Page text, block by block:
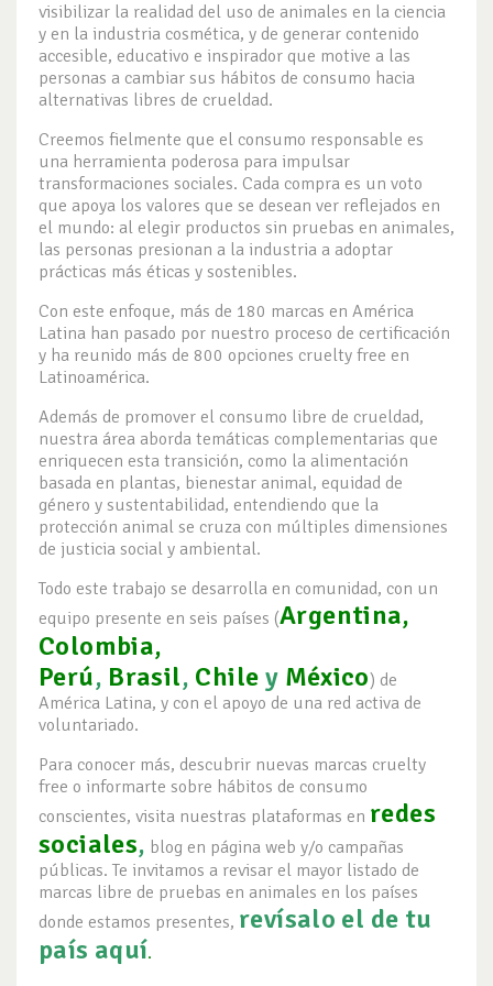
visibilizar la realidad del uso de animales en la ciencia
y en la industria cosmética, y de generar contenido
accesible, educativo e inspirador que motive a las
personas a cambiar sus hábitos de consumo hacia
alternativas libres de crueldad.
Creemos fielmente que el consumo responsable es
una herramienta poderosa para impulsar
transformaciones sociales. Cada compra es un voto
que apoya los valores que se desean ver reflejados en
el mundo: al elegir productos sin pruebas en animales,
las personas presionan a la industria a adoptar
prácticas más éticas y sostenibles.
Con este enfoque, más de 180 marcas en América
Latina han pasado por nuestro proceso de certificación
y ha reunido más de 800 opciones cruelty free en
Latinoamérica.
Además de promover el consumo libre de crueldad,
nuestra área aborda temáticas complementarias que
enriquecen esta transición, como la alimentación
basada en plantas, bienestar animal, equidad de
género y sustentabilidad, entendiendo que la
protección animal se cruza con múltiples dimensiones
de justicia social y ambiental.
Todo este trabajo se desarrolla en comunidad, con un
equipo presente en seis países (Argentina,
Colombia,
Perú, Brasil, Chile y México) de
América Latina, y con el apoyo de una red activa de
voluntariado.
Para conocer más, descubrir nuevas marcas cruelty
free o informarte sobre hábitos de consumo
conscientes, visita nuestras plataformas en redes
sociales, blog en página web y/o campañas
públicas. Te invitamos a revisar el mayor listado de
marcas libre de pruebas en animales en los países
donde estamos presentes, revísalo el de tu
país aquí.